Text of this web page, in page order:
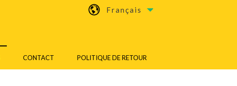
Français
CONTACT POLITIQUE DE RETOUR